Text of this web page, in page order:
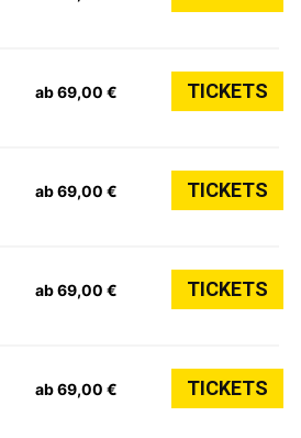
ab 69,00 € TICKETS
ab 69,00 € TICKETS
ab 69,00 € TICKETS
ab 69,00 € TICKETS